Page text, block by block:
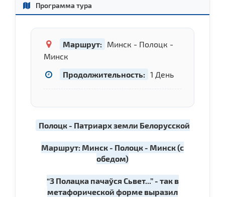
Программа тура
Маршрут:
Минск - Полоцк -
Минск
Продолжительность: 1 День
Полоцк - Патриарх земли Белорусской
Маршрут: Минск - Полоцк - Минск (с
обедом)
“З Полацка пачаўся Сьвет...” - так в
метафорической форме выразил